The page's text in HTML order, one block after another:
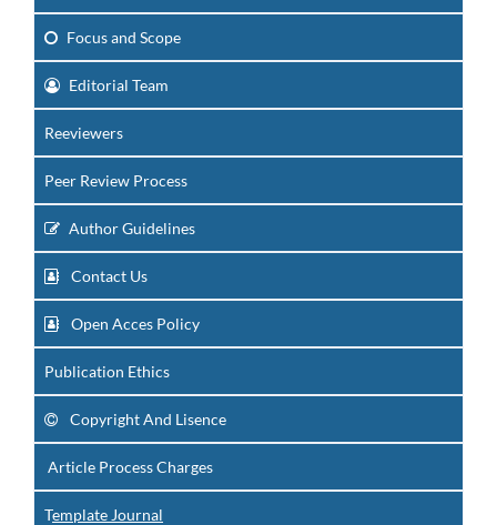
Focusand Scope
Editorial Team
Reeviewers
Peer Review Process
Author Guidelines
Contact Us
Open Acces Policy
Publication Ethics
Copyright And Lisence
Article Process Charges
Template Journal